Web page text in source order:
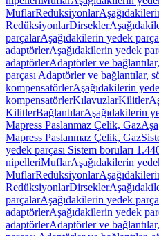
MuflarRedüksiyonlar
RedüksiyonlarDirsekler
parçalarAşağıdakilerin yedek
adaptörlerAşağıdakilerin yedek
adaptörlerAdaptörler ve
parçası Adaptörler ve bağlantılar,
kompensatörlerAşağıdakilerin
kompensatörlerKılavuzlarKilitler
KilitlerBağlantılarAşağıdakilerin
Mapress Paslanmaz Çelik, Gaz
Mapress Paslanmaz Çelik, Gaz
yedek parçası Sistem boruları
nipelleriMuflarAşağıdakilerin
MuflarRedüksiyonlar
RedüksiyonlarDirsekler
parçalarAşağıdakilerin yedek
adaptörlerAşağıdakilerin yedek
adaptörlerAdaptörler ve